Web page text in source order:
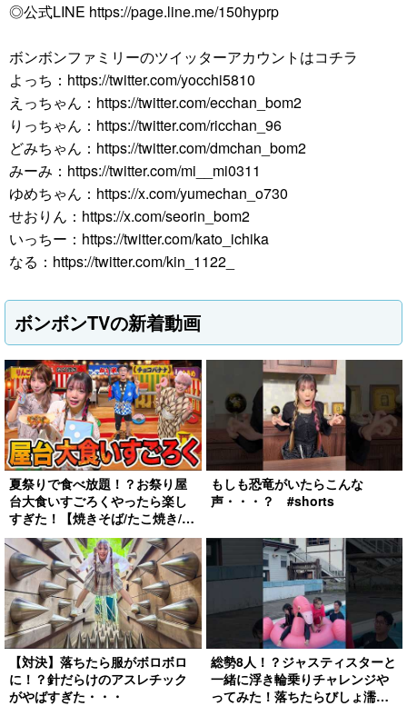
◎公式LINE https://page.line.me/150hyprp
ボンボンファミリーのツイッターアカウントはコチラ
よっち：https://twitter.com/yocchi5810
えっちゃん：https://twitter.com/ecchan_bom2
りっちゃん：https://twitter.com/ricchan_96
どみちゃん：https://twitter.com/dmchan_bom2
みーみ：https://twitter.com/mi__mi0311
ゆめちゃん：https://x.com/yumechan_o730
せおりん：https://x.com/seorin_bom2
いっちー：https://twitter.com/kato_ichika
なる：https://twitter.com/kin_1122_
ボンボンTVの新着動画
夏祭りで食べ放題！？お祭り屋
台大食いすごろくやったら楽し
すぎた！【焼きそば/たこ焼き/か
き氷/フランクフルト】
もしも恐竜がいたらこんな
声・・・？ #shorts
【対決】落ちたら服がボロボロ
に！？針だらけのアスレチック
がやばすぎた・・・
総勢8人！？ジャスティスターと
一緒に浮き輪乗りチャレンジや
ってみた！落ちたらびしょ濡